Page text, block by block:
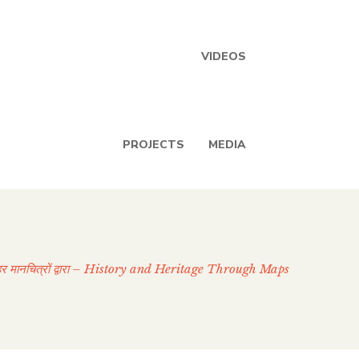
VIDEOS
PROJECTS MEDIA
मानचित्रों द्वारा – History and Heritage Through Maps